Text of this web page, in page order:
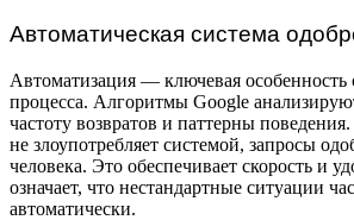
Автоматическая система
Автоматизация — ключевая особенность
процесса. Алгоритмы Google
частоту возвратов и паттерны
не злоупотребляет системой, запросы
человека. Это обеспечивает скорость и
означает, что нестандартные ситуации
автоматически.